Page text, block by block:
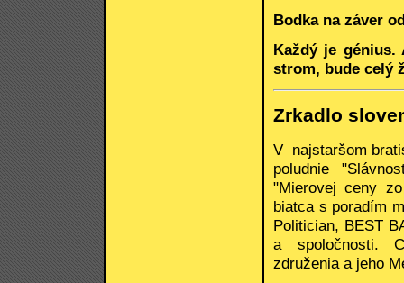
Bodka na záver
Každý je
strom, bude celý
Zrkadlo
V najstaršom
poludnie
"Mierovej ceny
biatca s poradím
Politician, BEST
a spoločnosti.
združenia a jeho